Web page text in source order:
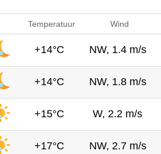
Temperatuur Wind
+14°C NW, 1.4 m/s
+14°C NW, 1.8 m/s
+15°C W, 2.2 m/s
+17°C NW, 2.7 m/s